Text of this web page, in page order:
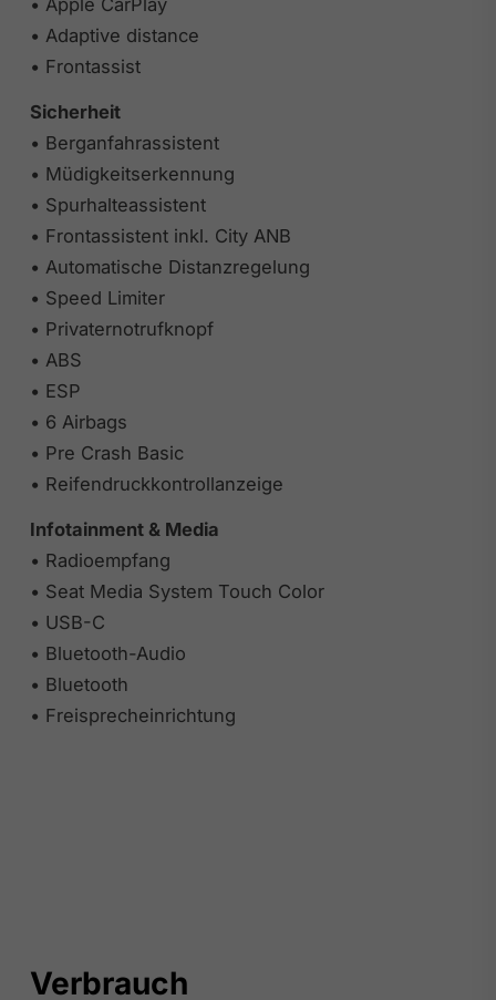
• Adaptive distance
• Frontassist
Sicherheit
• Berganfahrassistent
• Müdigkeitserkennung
• Spurhalteassistent
• Frontassistent inkl. City ANB
• Automatische Distanzregelung
• Speed Limiter
• Privaternotrufknopf
• ABS
• ESP
• 6 Airbags
• Pre Crash Basic
• Reifendruckkontrollanzeige
Infotainment & Media
• Radioempfang
• Seat Media System Touch Color
• USB-C
• Bluetooth-Audio
• Bluetooth
• Freisprecheinrichtung
Verbrauch